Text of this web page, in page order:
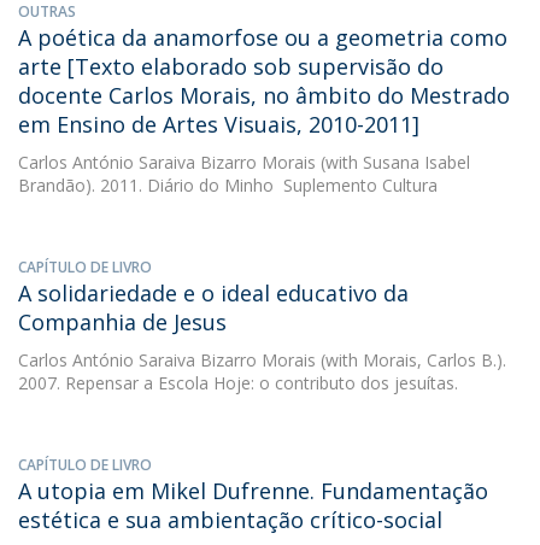
OUTRAS
A poética da anamorfose ou a geometria como
arte [Texto elaborado sob supervisão do
docente Carlos Morais, no âmbito do Mestrado
em Ensino de Artes Visuais, 2010-2011]
Carlos António Saraiva Bizarro Morais (with Susana Isabel
Brandão). 2011. Diário do Minho  Suplemento Cultura
CAPÍTULO DE LIVRO
A solidariedade e o ideal educativo da
Companhia de Jesus
Carlos António Saraiva Bizarro Morais (with Morais, Carlos B.).
2007. Repensar a Escola Hoje: o contributo dos jesuítas.
CAPÍTULO DE LIVRO
A utopia em Mikel Dufrenne. Fundamentação
estética e sua ambientação crítico-social